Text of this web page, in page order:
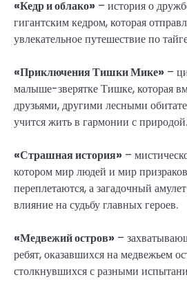
«Кедр и облако» – история о
гигантским кедром, которая
увлекательное путешествие по
«Приключения Тишки Мике» –
малыше-зверятке Тишке, которая
друзьями, другими лесными
учится жить в гармонии с природой.
«Страшная история» –
котором мир людей и мир
переплетаются, а загадочный
влияние на судьбу главных героев.
«Медвежий остров» –
ребят, оказавшихся на медвежьем
столкнувшихся с разными